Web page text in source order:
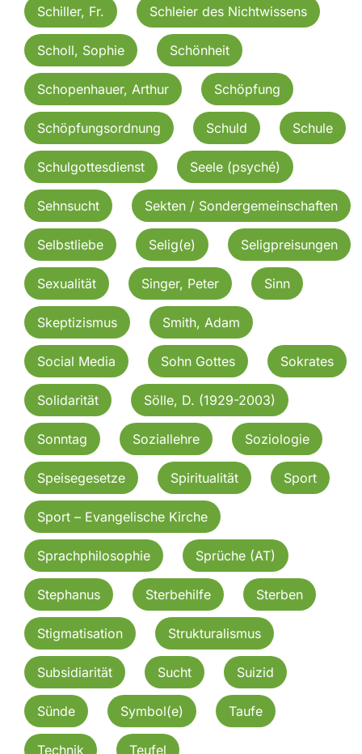
Schiller, Fr. Schleier des Nichtwissens
Scholl, Sophie Schönheit
Schopenhauer, Arthur Schöpfung
Schöpfungsordnung Schuld Schule
Schulgottesdienst Seele (psyché)
Sehnsucht Sekten / Sondergemeinschaften
Selbstliebe Selig(e) Seligpreisungen
Sexualität Singer, Peter Sinn
Skeptizismus Smith, Adam
Social Media Sohn Gottes Sokrates
Solidarität Sölle, D. (1929-2003)
Sonntag Soziallehre Soziologie
Speisegesetze Spiritualität Sport
Sport – Evangelische Kirche
Sprachphilosophie Sprüche (AT)
Stephanus Sterbehilfe Sterben
Stigmatisation Strukturalismus
Subsidiarität Sucht Suizid
Sünde Symbol(e) Taufe
Technik Teufel